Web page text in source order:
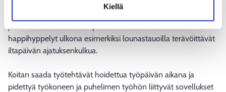
Kiellä
työpäivien aikana. Siten saan tehtyä asioita valmiiksi. Jatkuva
joten omaa kalenteriaan pitää aktiivisesti hallinnoida. Pienet
happihyppelyt ulkona esimerkiksi lounastauoilla terävöittävät
iltapäivän ajatuksenkulkua.
Koitan saada työtehtävät hoidettua työpäivän aikana ja
pidettyä työkoneen ja puhelimen työhön liittyvät sovellukset